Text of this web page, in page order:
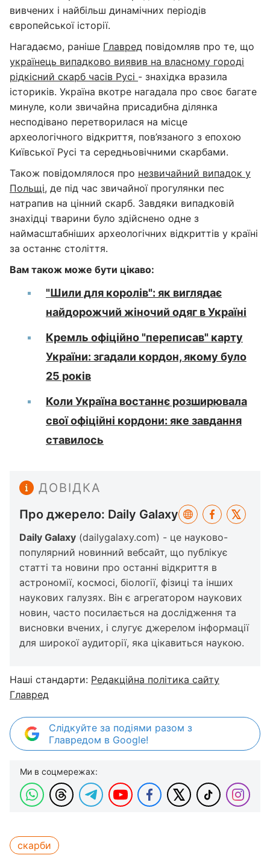
вивчених і найбільш динамічних періодів
європейської історії.
Нагадаємо, раніше Главред повідомляв про те, що
українець випадково виявив на власному городі
рідкісний скарб часів Русі - знахідка вразила
істориків. Україна вкотре нагадала про своє багате
минуле, коли звичайна присадибна ділянка
несподівано перетворилася на місце
археологічного відкриття, пов’язаного з епохою
Київської Русі та середньовічними скарбами.
Також повідомлялося про незвичайний випадок у
Польщі, де під час звичайної прогулянки пес
натрапив на цінний скарб. Завдяки випадковій
знахідці тварини було здійснено одне з
наймасштабніших археологічних відкриттів у країні
за останнє століття.
Вам також може бути цікаво:
"Шили для королів": як виглядає
найдорожчий жіночий одяг в Україні
Кремль офіційно "переписав" карту
України: згадали кордон, якому було
25 років
Коли Україна востаннє розширювала
свої офіційні кордони: яке завдання
ставилось
ДОВІДКА
Про джерело: Daily Galaxy
Daily Galaxy (dailygalaxy.com) - це науково-
популярний новинний вебсайт, що публікує
статті та новини про останні відкриття в
астрономії, космосі, біології, фізиці та інших
наукових галузях. Він є агрегатором наукових
новин, часто посилається на дослідження та
висновки вчених, і слугує джерелом інформації
для широкої аудиторії, яка цікавиться наукою.
Наші стандарти: Редакційна політика сайту
Главред
Слідкуйте за подіями разом з
Главредом в Google!
Ми в соцмережах:
скарби